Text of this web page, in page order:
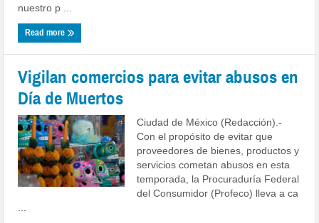
nuestro p ...
Read more
Vigilan comercios para evitar abusos en
Día de Muertos
Ciudad de México (Redacción).-
Con el propósito de evitar que
proveedores de bienes, productos y
servicios cometan abusos en esta
temporada, la Procuraduría Federal
del Consumidor (Profeco) lleva a ca